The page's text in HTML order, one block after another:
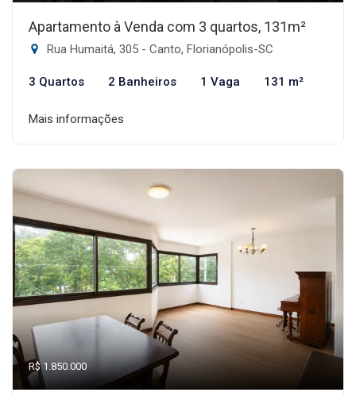
Apartamento à Venda com 3 quartos, 131m²
Rua Humaitá, 305 - Canto, Florianópolis-SC
3 Quartos 2 Banheiros 1 Vaga 131 m²
Mais informações
R$ 1.850.000